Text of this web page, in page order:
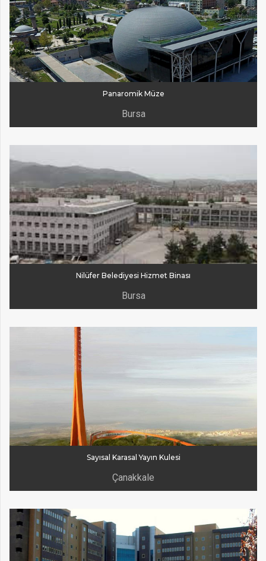
Panaromik Müze
Bursa
Nilüfer Belediyesi Hizmet Binası
Bursa
Sayısal Karasal Yayın Kulesi
Çanakkale